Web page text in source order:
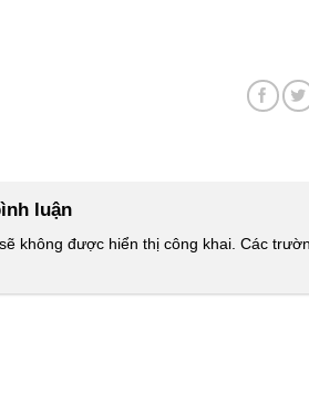
luận
không được hiển thị công khai. Các